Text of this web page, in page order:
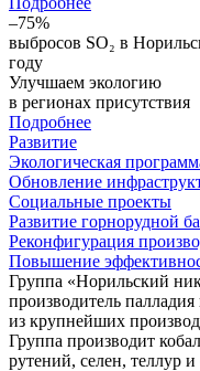
–75%
выбросов SO₂ в
году
Улучшаем экологию
в регионах присутствия
Подробнее
Развитие
Экологическая
Обновление
Социальные проекты
Развитие горнорудной
Реконфигурация
Повышение
Группа «Норильский
производитель
из крупнейших
Группа производит
рутений, селен, теллур и